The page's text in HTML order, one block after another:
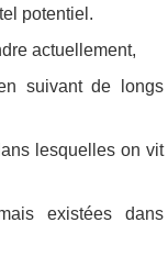
potentiel.
actuellement,
suivant de longs
lesquelles on vit
existées dans